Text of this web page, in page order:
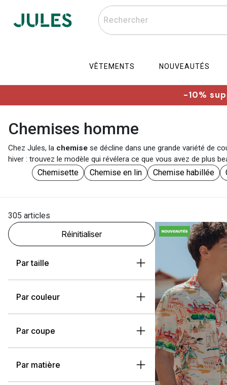
Rechercher
VÊTEMENTS NOUVEAUTÉS
-10%
Chemises homme
Chez Jules, la chemise se décline dans une grande variété de
hiver : trouvez le modèle qui révélera ce que vous avez de plus
Chemisette Chemise en lin Chemise habillée
305 articles
Réinitialiser
Par taille
Par couleur
Par coupe
Par matière